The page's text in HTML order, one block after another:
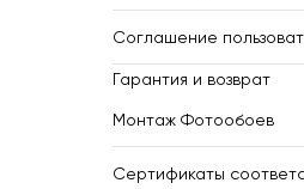
Соглашение
Гарантия и возврат
Монтаж Фотообоев
Сертификаты